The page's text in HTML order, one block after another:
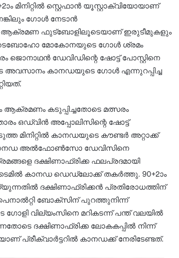
മിനിറ്റിൽ സ്റ്റെഫാൻ യൂസ്റ്റാക്വിയോയാണ്
ഗോൾ നേടാൻ
മുതൽ ആക്രമണ ഫുട്‌ബോളിലൂടെയാണ് ഇരുടീമുകളും
ടെബോഹോ മോകോനയുടെ ഗോൾ ശ്രമം
ജൊനാഥൻ ഡേവിഡിന്റെ ഷോട്ട് പോസ്റ്റിനെ
അവസാനം കാനഡയുടെ ഗോൾ എന്നുറപ്പിച്ച
കടുപ്പിച്ചതോടെ മത്സരം
ഒഡ്വിൻ അപ്പോലിസിന്റെ ഷോട്ട്
മിനിറ്റിൽ കാനഡയുടെ കൗണ്ടർ അറ്റാക്ക്
കാനഡ അൽഫോൺസോ ഡേവിസിനെ
ദക്ഷിണാഫ്രിക്ക ഫലപ്രദമായി
കാനഡ ഡെഡ്‌ലോക്ക് തകർത്തു. 90+2ാം
ദക്ഷിണാഫ്രിക്കൻ പ്രതിരോധത്തിന്
പെനാൽറ്റി ബോക്‌സിന് പുറത്തുനിന്ന്
വില്യംസിനെ മറികടന്ന് പന്ത് വലയിൽ
ദക്ഷിണാഫ്രിക്ക ലോകകപ്പിൽ നിന്ന്
കാനഡക്ക് നേരിടേണ്ടത്.